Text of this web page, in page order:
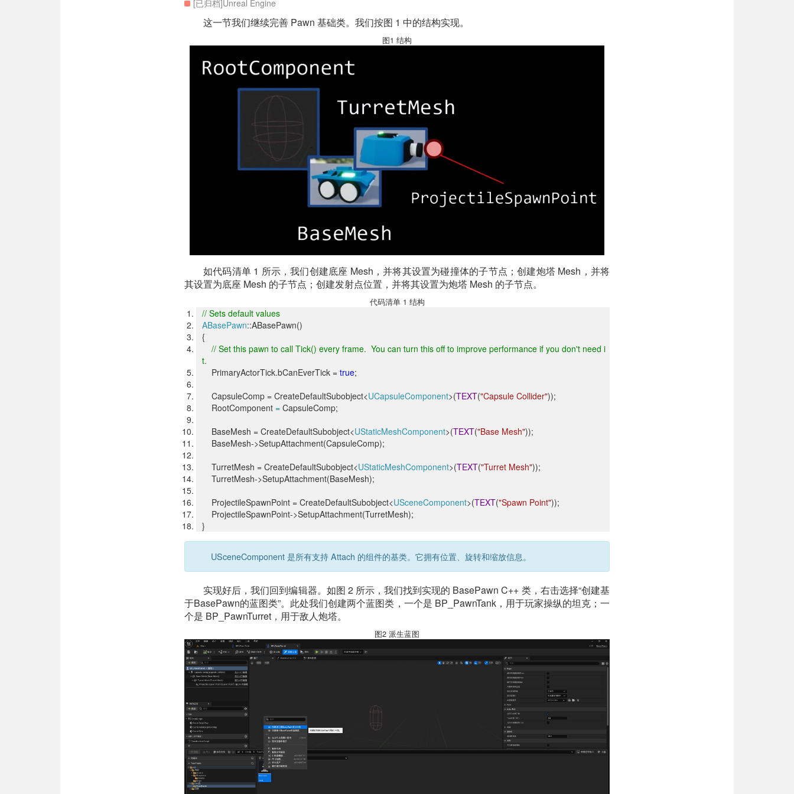
[已归档]Unreal Engine
这一节我们继续完善 Pawn 基础类。我们按图 1 中的结构实现。
图1 结构
如代码清单 1 所示，我们创建底座 Mesh，并将其设置为碰撞体的子节点；创建炮塔 Mesh，并将
其设置为底座 Mesh 的子节点；创建发射点位置，并将其设置为炮塔 Mesh 的子节点。
代码清单 1 结构
// Sets default values
ABasePawn::ABasePawn()
{
// Set this pawn to call Tick() every frame. You can turn this off to improve performance if you don't need i
t.
PrimaryActorTick.bCanEverTick = true;
CapsuleComp = CreateDefaultSubobject<UCapsuleComponent>(TEXT("Capsule Collider"));
RootComponent = CapsuleComp;
BaseMesh = CreateDefaultSubobject<UStaticMeshComponent>(TEXT("Base Mesh"));
BaseMesh->SetupAttachment(CapsuleComp);
TurretMesh = CreateDefaultSubobject<UStaticMeshComponent>(TEXT("Turret Mesh"));
TurretMesh->SetupAttachment(BaseMesh);
ProjectileSpawnPoint = CreateDefaultSubobject<USceneComponent>(TEXT("Spawn Point"));
ProjectileSpawnPoint->SetupAttachment(TurretMesh);
}
USceneComponent 是所有支持 Attach 的组件的基类。它拥有位置、旋转和缩放信息。
实现好后，我们回到编辑器。如图 2 所示，我们找到实现的 BasePawn C++ 类，右击选择“创建基
于BasePawn的蓝图类”。此处我们创建两个蓝图类，一个是 BP_PawnTank，用于玩家操纵的坦克；一
个是 BP_PawnTurret，用于敌人炮塔。
图2 派生蓝图